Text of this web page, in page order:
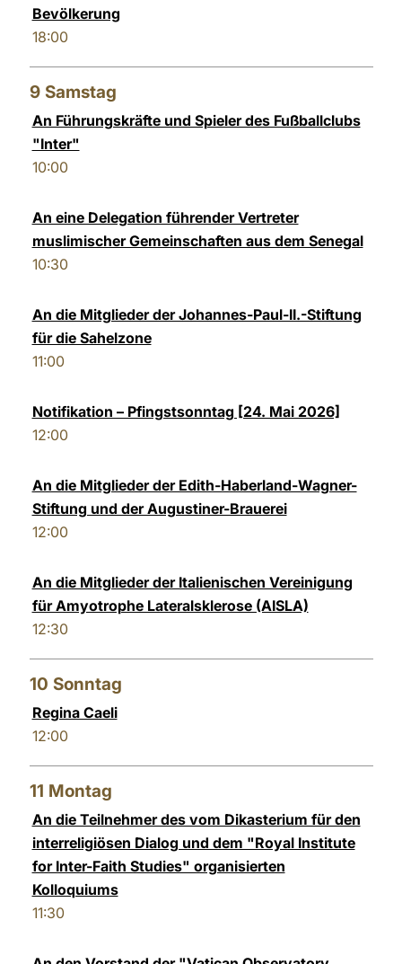
Bevölkerung
18:00
9 Samstag
An Führungskräfte und Spieler des Fußballclubs
"Inter"
10:00
An eine Delegation führender Vertreter
muslimischer Gemeinschaften aus dem Senegal
10:30
An die Mitglieder der Johannes-Paul-II.-Stiftung
für die Sahelzone
11:00
Notifikation – Pfingstsonntag [24. Mai 2026]
12:00
An die Mitglieder der Edith-Haberland-Wagner-
Stiftung und der Augustiner-Brauerei
12:00
An die Mitglieder der Italienischen Vereinigung
für Amyotrophe Lateralsklerose (AISLA)
12:30
10 Sonntag
Regina Caeli
12:00
11 Montag
An die Teilnehmer des vom Dikasterium für den
interreligiösen Dialog und dem "Royal Institute
for Inter-Faith Studies" organisierten
Kolloquiums
11:30